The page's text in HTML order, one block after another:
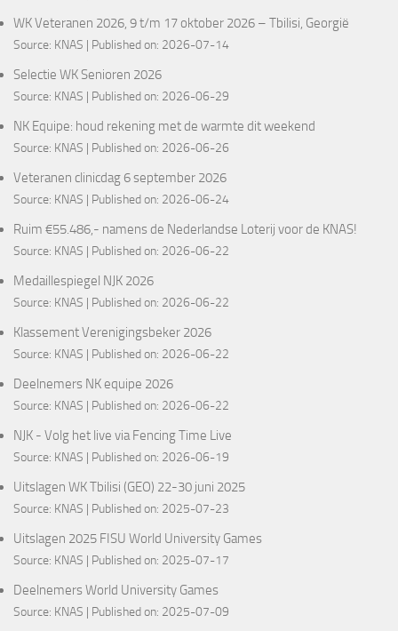
WK Veteranen 2026, 9 t/m 17 oktober 2026 – Tbilisi, Georgië
Source: KNAS Published on: 2026-07-14
Selectie WK Senioren 2026
Source: KNAS Published on: 2026-06-29
NK Equipe: houd rekening met de warmte dit weekend
Source: KNAS Published on: 2026-06-26
Veteranen clinicdag 6 september 2026
Source: KNAS Published on: 2026-06-24
Ruim €55.486,- namens de Nederlandse Loterij voor de KNAS!
Source: KNAS Published on: 2026-06-22
Medaillespiegel NJK 2026
Source: KNAS Published on: 2026-06-22
Klassement Verenigingsbeker 2026
Source: KNAS Published on: 2026-06-22
Deelnemers NK equipe 2026
Source: KNAS Published on: 2026-06-22
NJK - Volg het live via Fencing Time Live
Source: KNAS Published on: 2026-06-19
Uitslagen WK Tbilisi (GEO) 22-30 juni 2025
Source: KNAS Published on: 2025-07-23
Uitslagen 2025 FISU World University Games
Source: KNAS Published on: 2025-07-17
Deelnemers World University Games
Source: KNAS Published on: 2025-07-09